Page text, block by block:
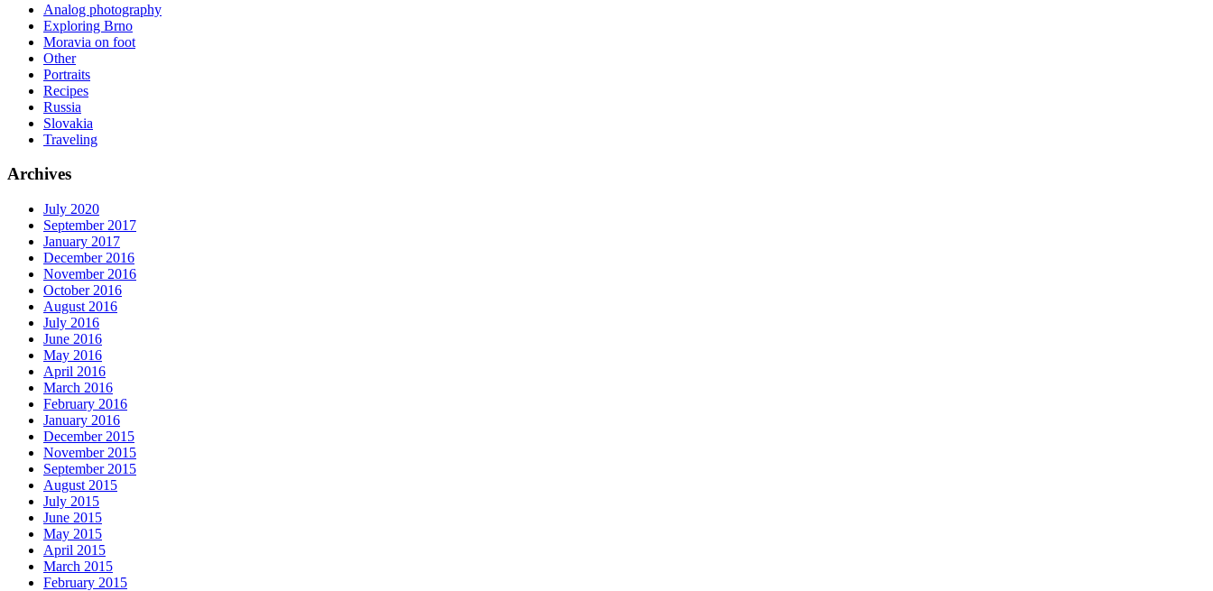
Analog photography
Exploring Brno
Moravia on foot
Other
Portraits
Recipes
Russia
Slovakia
Traveling
Archives
July 2020
September 2017
January 2017
December 2016
November 2016
October 2016
August 2016
July 2016
June 2016
May 2016
April 2016
March 2016
February 2016
January 2016
December 2015
November 2015
September 2015
August 2015
July 2015
June 2015
May 2015
April 2015
March 2015
February 2015